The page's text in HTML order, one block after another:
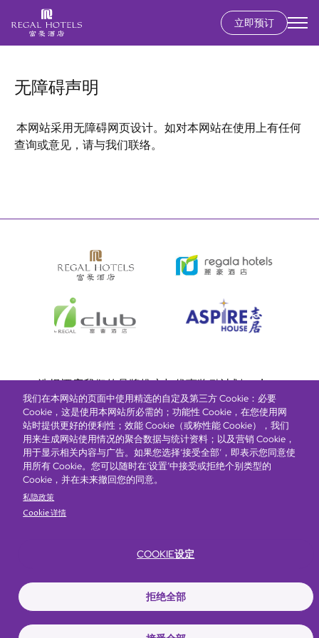
立即预订
Secondary
menu
无障碍声明
本网站采用无障碍网页设计。如对本网站在使用上有任何
查询或意见，请与我们联络。
Bottom
menu
选择酒店我们的品牌推广与优惠奖励计划e-shop
管理层简介
17016348
Footer无障碍声明私隐声明Cookie政策网站使用条款
抢先一步，掌握最新资讯！
我们在本网站的页面中使用精选的自定及第三方 Cookie：必要
Cookie，这是使用本网站所必需的；功能性 Cookie，在您使用网
站时提供更好的便利性；效能 Cookie（或称性能 Cookie），我们
用来生成网站使用情况的聚合数据与统计资料；以及营销 Cookie，
用于显示相关内容与广告。如果您选择‘接受全部’，即表示您同意使
用所有 Cookie。您可以随时在‘设置’中接受或拒绝个别类型的
Cookie，并在未来撤回您的同意。
私隐政策
Cookie 详情
COOKIE设定
拒绝全部